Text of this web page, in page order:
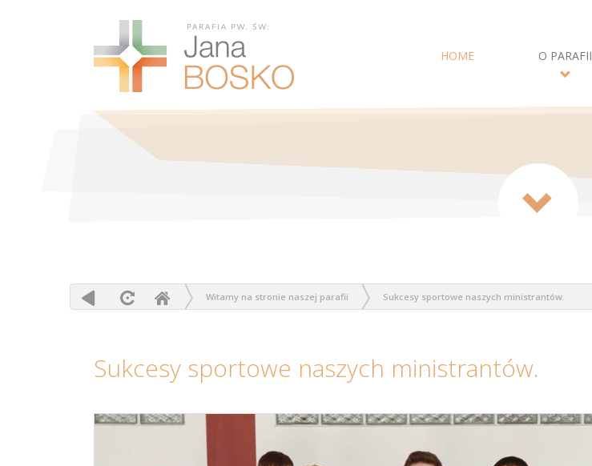
HOME O PARAFII
Witamy na stronie naszej parafii Sukcesy sportowe naszych ministrantów.
Sukcesy sportowe naszych ministrantów.